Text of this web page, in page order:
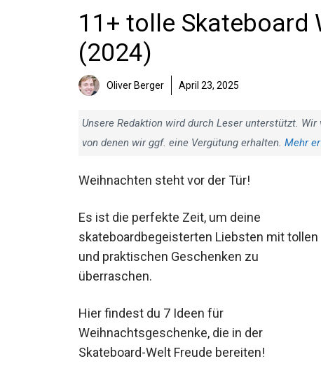
11+ tolle Skateboard
(2024)
Oliver Berger April 23, 2025
Unsere Redaktion wird durch Leser unterstützt.
von denen wir ggf. eine Vergütung erhalten. Mehr
Weihnachten steht vor der Tür!
Es ist die perfekte Zeit, um deine
skateboardbegeisterten Liebsten mit tollen
und praktischen Geschenken zu
überraschen.
Hier findest du 7 Ideen für
Weihnachtsgeschenke, die in der
Skateboard-Welt Freude bereiten!